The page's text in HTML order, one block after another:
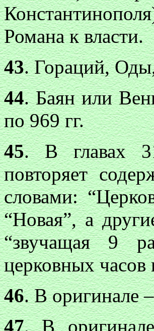
Романа к власти.
43. Гораций,
44. Баян или
по 969 гг.
45. В главах
повторяет
словами:
“Новая”, а
“звучащая 9
церковных часов
46. В оригинале
47. В